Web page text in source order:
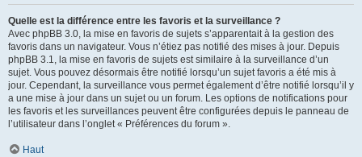
Quelle est la différence entre les favoris et la surveillance ?
Avec phpBB 3.0, la mise en favoris de sujets s’apparentait à la gestion des
favoris dans un navigateur. Vous n’étiez pas notifié des mises à jour. Depuis
phpBB 3.1, la mise en favoris de sujets est similaire à la surveillance d’un
sujet. Vous pouvez désormais être notifié lorsqu’un sujet favoris a été mis à
jour. Cependant, la surveillance vous permet également d’être notifié lorsqu’il y
a une mise à jour dans un sujet ou un forum. Les options de notifications pour
les favoris et les surveillances peuvent être configurées depuis le panneau de
l’utilisateur dans l’onglet « Préférences du forum ».
Haut